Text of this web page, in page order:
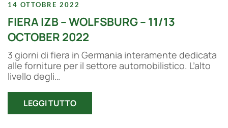
14 OTTOBRE 2022
FIERA IZB – WOLFSBURG – 11/13
OCTOBER 2022
3 giorni di fiera in Germania interamente dedicata
alle forniture per il settore automobilistico. L’alto
livello degli…
LEGGI TUTTO